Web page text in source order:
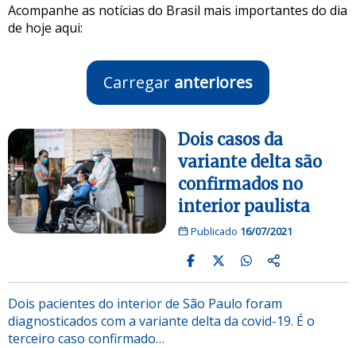
Acompanhe as notícias do Brasil mais importantes do dia
de hoje aqui:
Carregar anteriores
Dois casos da
variante delta são
confirmados no
interior paulista
Publicado 16/07/2021
Dois pacientes do interior de São Paulo foram
diagnosticados com a variante delta da covid-19. É o
terceiro caso confirmado…